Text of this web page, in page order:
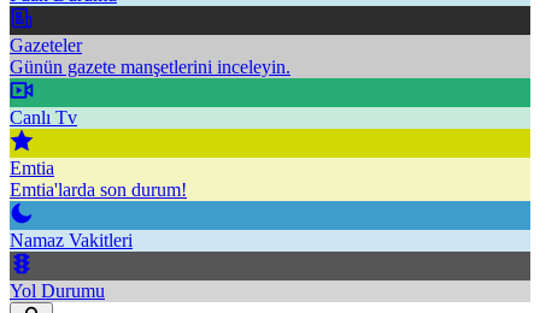
Gazeteler
Günün gazete manşetlerini inceleyin.
Canlı Tv
Emtia
Emtia'larda son durum!
Namaz Vakitleri
Yol Durumu